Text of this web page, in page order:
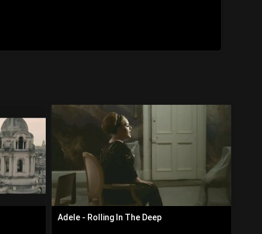
Adele - Rolling In The Deep